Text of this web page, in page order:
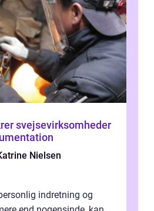
svejsevirksomheder
Nielsen
indretning og